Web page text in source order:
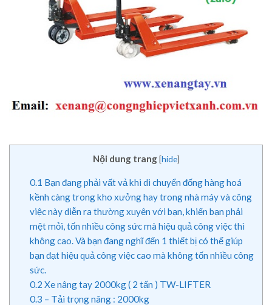
Nội dung trang [hide]
0.1 Bạn đang phải vất vả khi di chuyển đống hàng hoá
kềnh càng trong kho xưởng hay trong nhà máy và công
việc này diễn ra thường xuyên với bạn, khiến bạn phải
mệt mỏi, tốn nhiều công sức mà hiệu quả công việc thì
không cao. Và bạn đang nghĩ đến 1 thiết bị có thể giúp
bạn đạt hiệu quả công việc cao mà không tốn nhiều công
sức.
0.2 Xe nâng tay 2000kg ( 2 tấn ) TW-LIFTER
0.3 – Tải trọng nâng : 2000kg